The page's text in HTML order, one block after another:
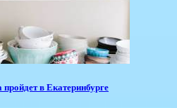
в Екатеринбурге